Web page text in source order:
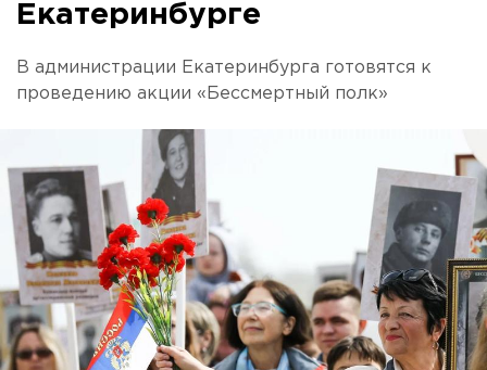
Екатеринбурге
В администрации Екатеринбурга готовятся к
проведению акции «Бессмертный полк»